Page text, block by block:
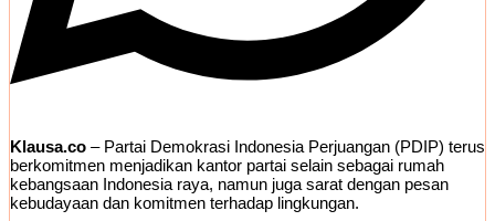
Klausa.co – Partai Demokrasi Indonesia Perjuangan (PDIP) terus
berkomitmen menjadikan kantor partai selain sebagai rumah
kebangsaan Indonesia raya, namun juga sarat dengan pesan
kebudayaan dan komitmen terhadap lingkungan.